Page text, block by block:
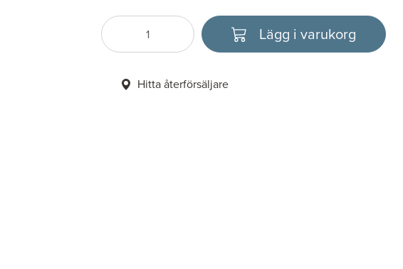
Antal
Välj enhet Lägg i varukorg
Hitta återförsäljare